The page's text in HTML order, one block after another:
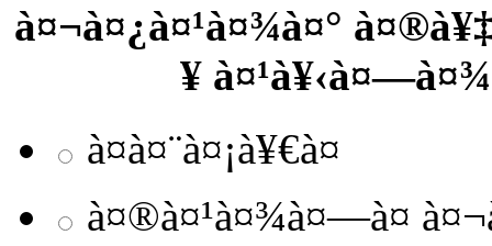
à¤¬à¤¿à¤¹à¤¾à¤°
¥
à¤à¤¨à¤¡à¥€à¤
à¤®à¤¹à¤¾à¤—à¤